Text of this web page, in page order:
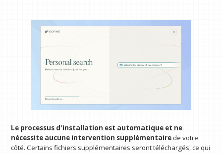
Le processus d'installation est automatique et ne
nécessite aucune intervention supplémentairede votre
côté. Certains fichiers supplémentaires seront téléchargés, ce qui